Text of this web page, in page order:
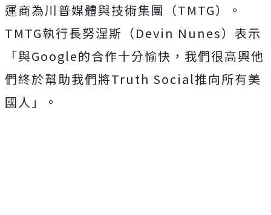
運商為川普媒體與技術集團（TMTG）。
TMTG執行長努涅斯（Devin Nunes）表示
「與Google的合作十分愉快，我們很高興他
們終於幫助我們將Truth Social推向所有美
國人」。